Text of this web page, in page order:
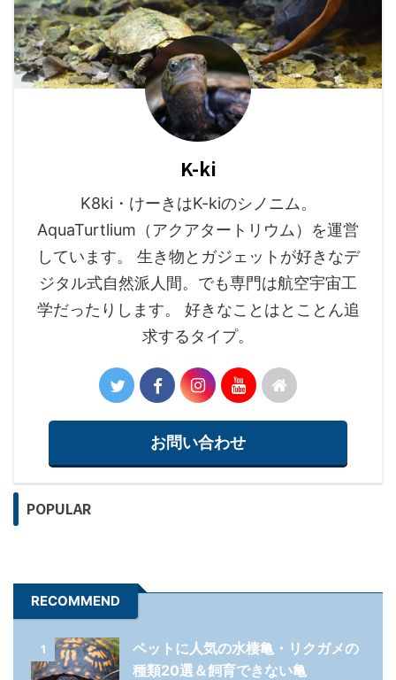
K-ki
K8ki・けーきはK-kiのシノニム。
AquaTurtlium（アクアタートリウム）を運営
しています。 生き物とガジェットが好きなデ
ジタル式自然派人間。でも専門は航空宇宙工
学だったりします。 好きなことはとことん追
求するタイプ。
お問い合わせ
POPULAR
RECOMMEND
1
ペットに人気の水棲亀・リクガメの
種類20選＆飼育できない亀